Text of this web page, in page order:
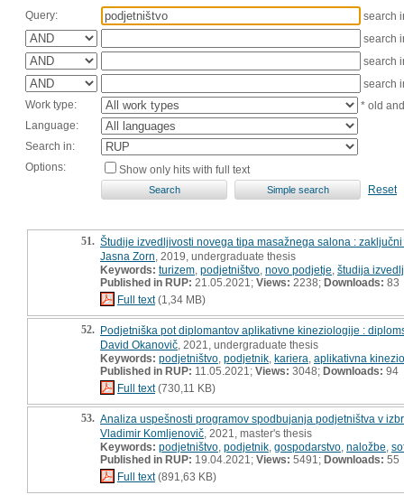
Query:
search
search
search
search
Work type:
* old
Language:
Search in:
Options:
Show only hits with full text
Reset
51. Študije izvedljivosti novega tipa masažnega salona :
Jasna Zorn , 2019, undergraduate thesis
Keywords: turizem podjetništvo novo podjetje študija
Published in RUP: 21.05.2021; Views: 2238; Downloads: 83
Full text(1,34 MB)
52. Podjetniška pot diplomantov aplikativne kineziologije :
David Okanovič , 2021, undergraduate thesis
Keywords: podjetništvo podjetnik kariera aplikativna
Published in RUP: 11.05.2021; Views: 3048; Downloads: 94
Full text(730,11 KB)
53. Analiza uspešnosti programov spodbujanja podjetništva v
Vladimir Komljenovič , 2021, master's thesis
Keywords: podjetništvo podjetnik gospodarstvo naložbe
Published in RUP: 19.04.2021; Views: 5491; Downloads: 55
Full text(891,63 KB)